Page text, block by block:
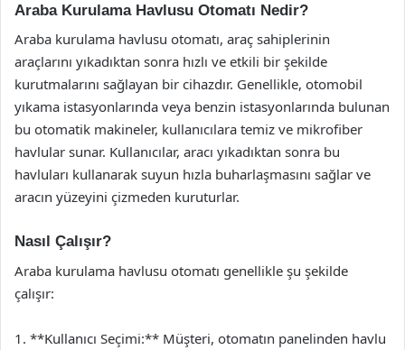
Araba Kurulama Havlusu Otomatı Nedir?
Araba kurulama havlusu otomatı, araç sahiplerinin
araçlarını yıkadıktan sonra hızlı ve etkili bir şekilde
kurutmalarını sağlayan bir cihazdır. Genellikle, otomobil
yıkama istasyonlarında veya benzin istasyonlarında bulunan
bu otomatik makineler, kullanıcılara temiz ve mikrofiber
havlular sunar. Kullanıcılar, aracı yıkadıktan sonra bu
havluları kullanarak suyun hızla buharlaşmasını sağlar ve
aracın yüzeyini çizmeden kuruturlar.
Nasıl Çalışır?
Araba kurulama havlusu otomatı genellikle şu şekilde
çalışır:
1. **Kullanıcı Seçimi:** Müşteri, otomatın panelinden havlu